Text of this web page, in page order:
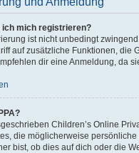
ich mich registrieren?
ist nicht unbedingt
auf zusätzliche Funktionen, die
dir eine Anmeldung, da
Children’s Online
die möglicherweise
bist, ob dies auf dich oder die